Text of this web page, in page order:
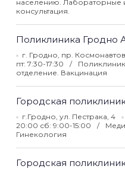
населению. Лабораторные
консультация.
Поликлиника Гродно
г. Гродно, пр. Космонавтов,
пт: 7:30-17:30
отделение. Вакцинация
Городская
г.Гродно, ул. Пестрака, 4
20:00 сб: 9:00-15:00
Гинекология
Городская